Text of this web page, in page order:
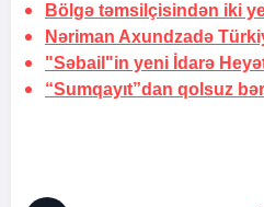
Bölgə təmsilçisindən iki
Nəriman Axundzadə
"Səbail"in yeni İdarə
“Sumqayıt”dan qolsuz